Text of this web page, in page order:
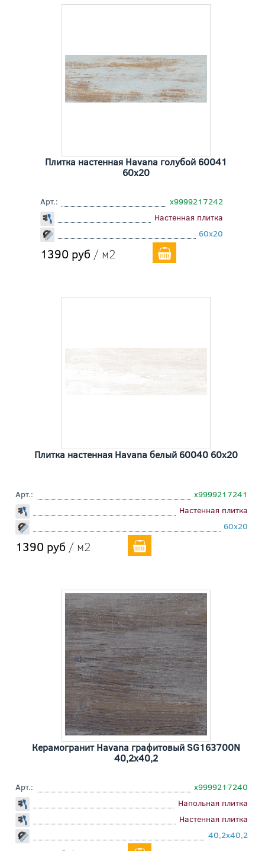
Плитка настенная Havana голубой 60041
60x20
Арт.:
х9999217242
Настенная плитка
60x20
1390 руб / м2
Плитка настенная Havana белый 60040 60x20
Арт.:
х9999217241
Настенная плитка
60x20
1390 руб / м2
Керамогранит Havana графитовый SG163700N
40,2x40,2
Арт.:
х9999217240
Напольная плитка
Настенная плитка
40,2x40,2